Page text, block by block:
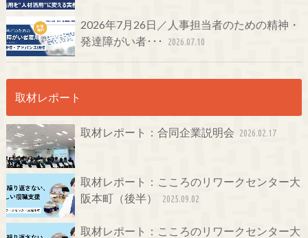
2026年7月26日／人事担当者のための精神・
発達障がい者･･･
2026.07.10
取材レポート
取材レポート：合同企業説明会 2026.02.17
取材レポート：こころのリワークセンター大
阪本町（後半）
2025.09.02
取材レポート：こころのリワークセンター大